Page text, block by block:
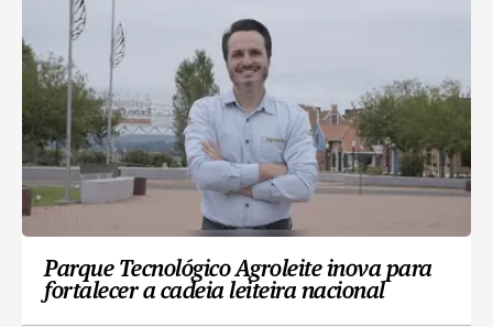
Parque Tecnológico Agroleite inova para
fortalecer a cadeia leiteira nacional